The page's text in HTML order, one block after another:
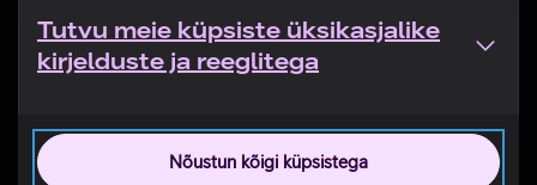
Tutvu meie küpsiste üksikasjalike
kirjelduste ja reeglitega
Nõustun kõigi küpsistega